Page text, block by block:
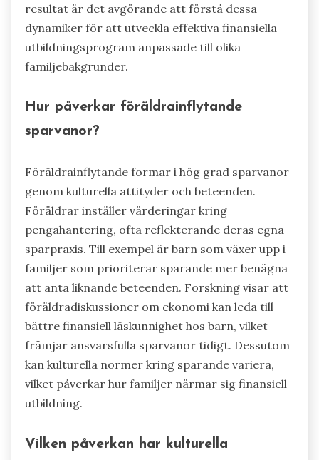
resultat är det avgörande att förstå dessa
dynamiker för att utveckla effektiva finansiella
utbildningsprogram anpassade till olika
familjebakgrunder.
Hur påverkar föräldrainflytande
sparvanor?
Föräldrainflytande formar i hög grad sparvanor
genom kulturella attityder och beteenden.
Föräldrar inställer värderingar kring
pengahantering, ofta reflekterande deras egna
sparpraxis. Till exempel är barn som växer upp i
familjer som prioriterar sparande mer benägna
att anta liknande beteenden. Forskning visar att
föräldradiskussioner om ekonomi kan leda till
bättre finansiell läskunnighet hos barn, vilket
främjar ansvarsfulla sparvanor tidigt. Dessutom
kan kulturella normer kring sparande variera,
vilket påverkar hur familjer närmar sig finansiell
utbildning.
Vilken påverkan har kulturella